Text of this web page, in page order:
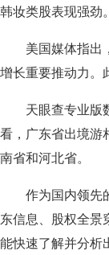
韩妆类股表现强劲。
美国媒体指出
增长重要推动力。
天眼查专业版
看，广东省出境游
南省和河北省。
作为国内领先
东信息、股权全景
能快速了解并分析